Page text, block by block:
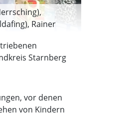
Rainer
Georg
Starnberg
vor denen
von Kindern